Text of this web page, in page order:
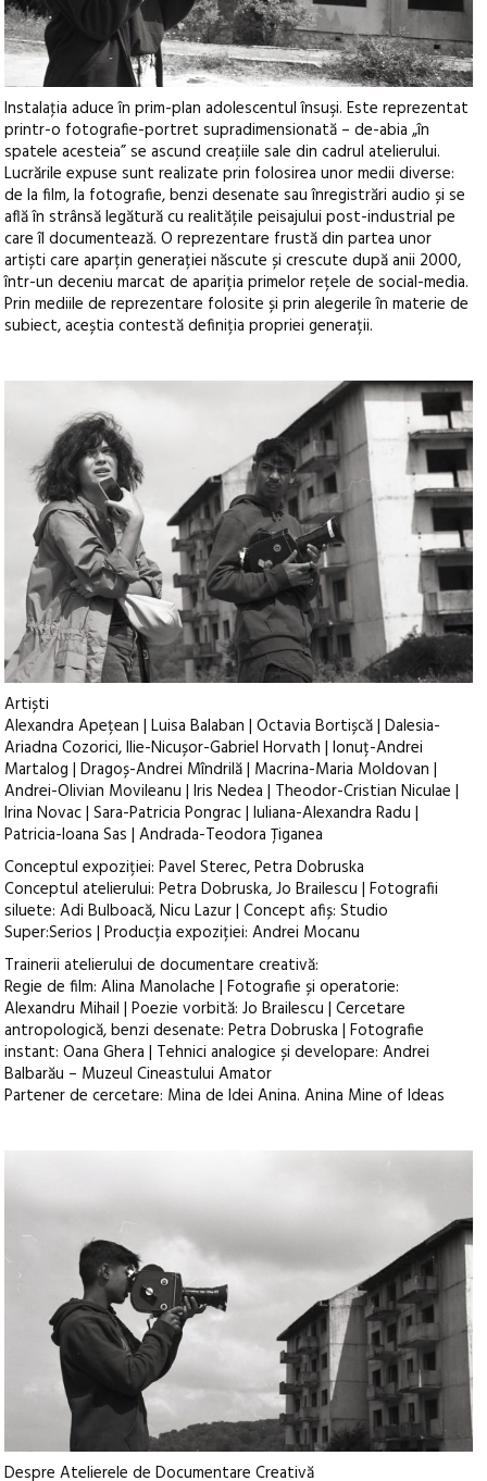
Instalaţia aduce în prim-plan adolescentul însuşi. Este reprezentat
printr-o fotografie-portret supradimensionată – de-abia „în
spatele acesteia” se ascund creaţiile sale din cadrul atelierului.
Lucrările expuse sunt realizate prin folosirea unor medii diverse:
de la film, la fotografie, benzi desenate sau înregistrări audio și se
află în strânsă legătură cu realitățile peisajului post-industrial pe
care îl documentează. O reprezentare frustă din partea unor
artiști care aparțin generației născute și crescute după anii 2000,
într-un deceniu marcat de apariția primelor rețele de social-media.
Prin mediile de reprezentare folosite și prin alegerile în materie de
subiect, aceștia contestă definiția propriei generații.
Artiști
Alexandra Apețean | Luisa Balaban | Octavia Bortișcă | Dalesia-
Ariadna Cozorici, Ilie-Nicușor-Gabriel Horvath | Ionuț-Andrei
Martalog | Dragoș-Andrei Mîndrilă | Macrina-Maria Moldovan |
Andrei-Olivian Movileanu | Iris Nedea | Theodor-Cristian Niculae |
Irina Novac | Sara-Patricia Pongrac | Iuliana-Alexandra Radu |
Patricia-Ioana Sas | Andrada-Teodora Țiganea
Conceptul expoziției: Pavel Sterec, Petra Dobruska
Conceptul atelierului: Petra Dobruska, Jo Brailescu | Fotografii
siluete: Adi Bulboacă, Nicu Lazur | Concept afiș: Studio
Super:Serios | Producția expoziției: Andrei Mocanu
Trainerii atelierului de documentare creativă:
Regie de film: Alina Manolache | Fotografie și operatorie:
Alexandru Mihail | Poezie vorbită: Jo Brailescu | Cercetare
antropologică, benzi desenate: Petra Dobruska | Fotografie
instant: Oana Ghera | Tehnici analogice și developare: Andrei
Balbarău – Muzeul Cineastului Amator
Partener de cercetare: Mina de Idei Anina. Anina Mine of Ideas
Despre Atelierele de Documentare Creativă